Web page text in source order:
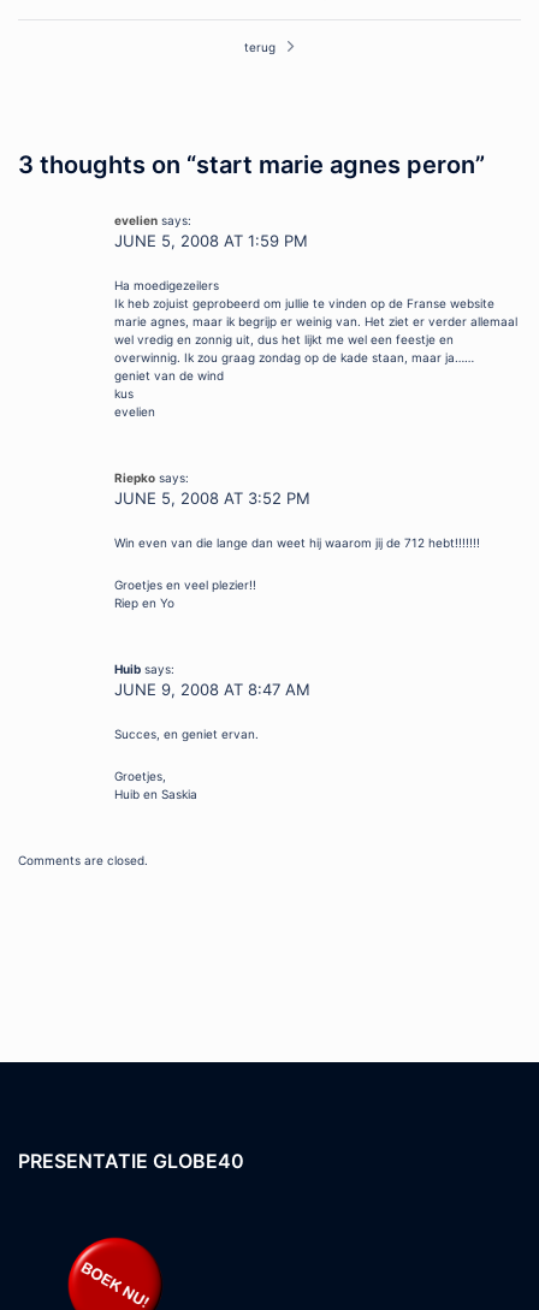
navigation
terug
3 thoughts on “start marie agnes peron”
evelien says:
JUNE 5, 2008 AT 1:59 PM
Ha moedigezeilers
Ik heb zojuist geprobeerd om jullie te vinden op de Franse website
marie agnes, maar ik begrijp er weinig van. Het ziet er verder allemaal
wel vredig en zonnig uit, dus het lijkt me wel een feestje en
overwinnig. Ik zou graag zondag op de kade staan, maar ja……
geniet van de wind
kus
evelien
Riepko says:
JUNE 5, 2008 AT 3:52 PM
Win even van die lange dan weet hij waarom jij de 712 hebt!!!!!!!
Groetjes en veel plezier!!
Riep en Yo
Huib says:
JUNE 9, 2008 AT 8:47 AM
Succes, en geniet ervan.
Groetjes,
Huib en Saskia
Comments are closed.
PRESENTATIE GLOBE40